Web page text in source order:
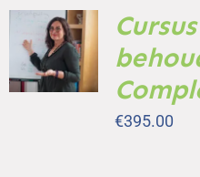
TOEVOEGEN
AAN
WINKELWAGEN
/
DETAILS
€395.00